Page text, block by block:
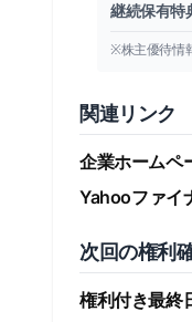
継続保有特
※株主優待情
関連リンク
企業ホームペ
Yahooファイ
次回の権利
権利付き最終